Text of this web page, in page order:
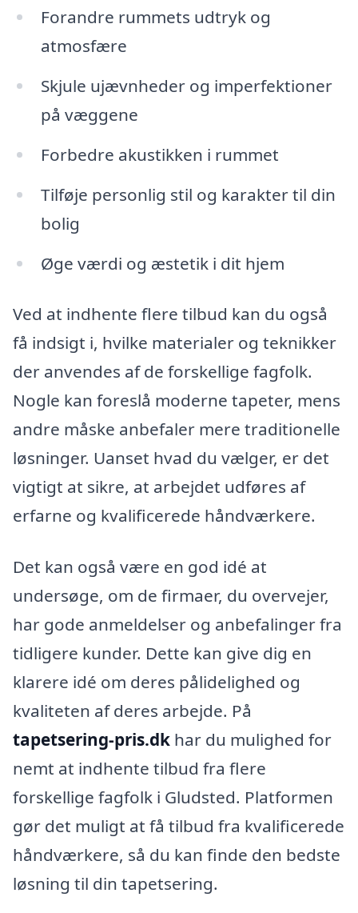
Forandre rummets udtryk og
atmosfære
Skjule ujævnheder og imperfektioner
på væggene
Forbedre akustikken i rummet
Tilføje personlig stil og karakter til din
bolig
Øge værdi og æstetik i dit hjem
Ved at indhente flere tilbud kan du også
få indsigt i, hvilke materialer og teknikker
der anvendes af de forskellige fagfolk.
Nogle kan foreslå moderne tapeter, mens
andre måske anbefaler mere traditionelle
løsninger. Uanset hvad du vælger, er det
vigtigt at sikre, at arbejdet udføres af
erfarne og kvalificerede håndværkere.
Det kan også være en god idé at
undersøge, om de firmaer, du overvejer,
har gode anmeldelser og anbefalinger fra
tidligere kunder. Dette kan give dig en
klarere idé om deres pålidelighed og
kvaliteten af deres arbejde. På
tapetsering-pris.dk har du mulighed for
nemt at indhente tilbud fra flere
forskellige fagfolk i Gludsted. Platformen
gør det muligt at få tilbud fra kvalificerede
håndværkere, så du kan finde den bedste
løsning til din tapetsering.